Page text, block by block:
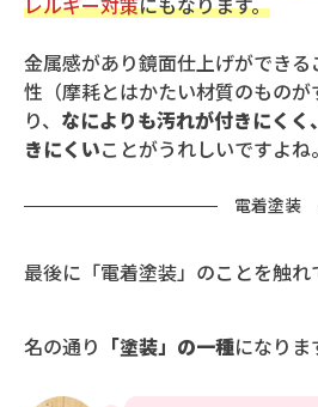
レルギー対策にもなります。
金属感があり鏡面仕上げができ
性（摩耗とはかたい材質のものが
り、 なによりも汚れが付きにく
きにくいことがうれしいですよね。
電着塗装
最後に「電着塗装」のことを触れ
名の通り 「塗装」の一種になりま